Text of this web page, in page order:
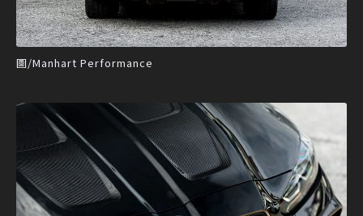
圖/Manhart Performance